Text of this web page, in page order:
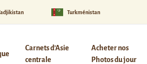
Turkménistan
Carnets d’Asie
centrale
Acheter nos
Photos du jour